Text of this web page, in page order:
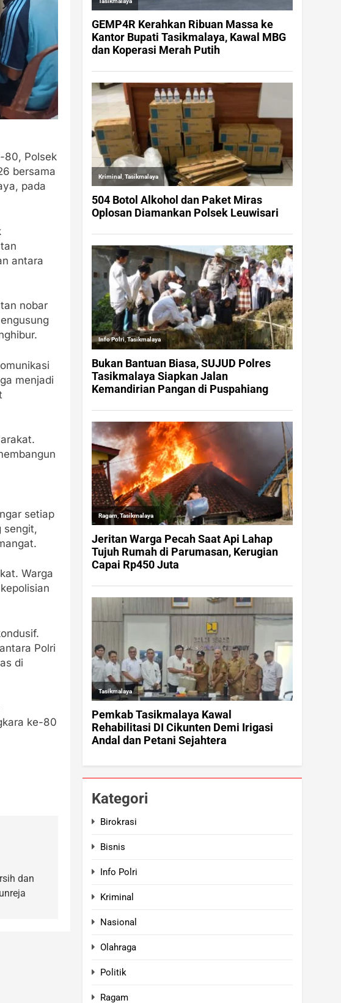
80, Polsek
bersama
pada
antara
nobar
menjadi
setiap
sengit,
Warga
Polri
di
ke-80
dan
Kategori
Birokrasi
Bisnis
Info Polri
Kriminal
Nasional
Olahraga
Politik
Ragam